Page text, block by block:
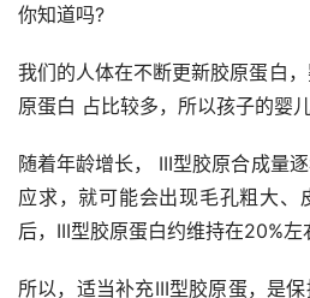
你知道吗?
我们的人体在不断更新胶原蛋白
原蛋白 占比较多，所以孩子的婴
随着年龄增长， III型胶原合成量
应求，就可能会出现毛孔粗大、
后，III型胶原蛋白约维持在20%左
所以，适当补充III型胶原蛋，是